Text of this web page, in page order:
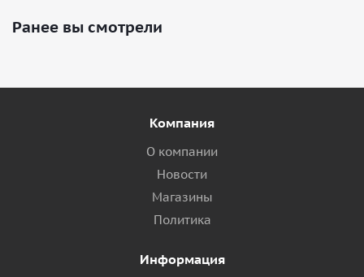
Ранее вы смотрели
Компания
О компании
Новости
Магазины
Политика
Информация